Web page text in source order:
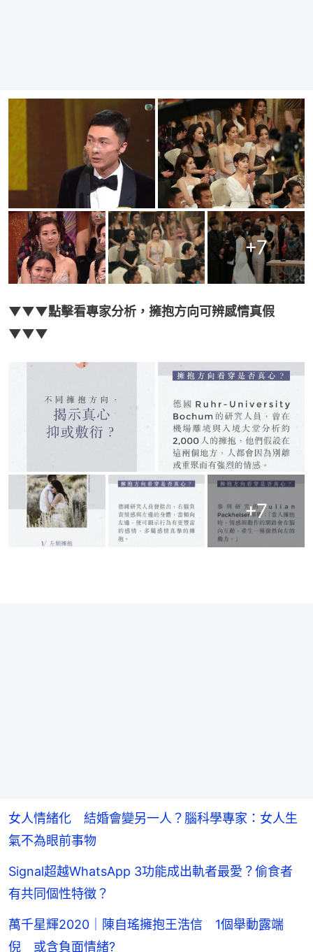
+7
▼▼▼點擊看專家分析，擁抱方向可辨感情真假
▼▼▼
+7
女人情緒化 結婚會變另一人？腦科學專家：女人生
氣不為眼前事物
Signal超越WhatsApp 3功能成出軌者最愛？偷食者
有共同個性特徵？
萬千星輝2020｜陳自瑤擁抱王浩信 1個舉動露端
倪 或含負面情緒?